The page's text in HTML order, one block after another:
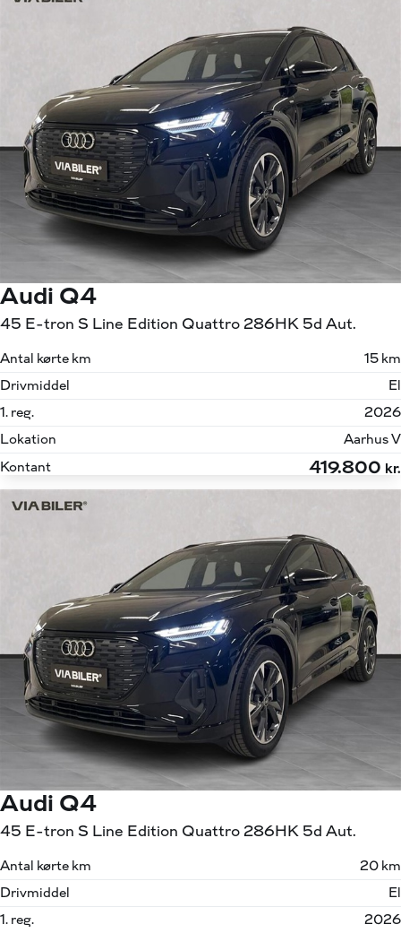
Audi Q4
45 E-tron S Line Edition Quattro 286HK 5d Aut.
Antal kørte km
15 km
Drivmiddel
El
1. reg.
2026
Lokation
Aarhus V
Kontant
419.800 kr.
Audi Q4
45 E-tron S Line Edition Quattro 286HK 5d Aut.
Antal kørte km
20 km
Drivmiddel
El
1. reg.
2026